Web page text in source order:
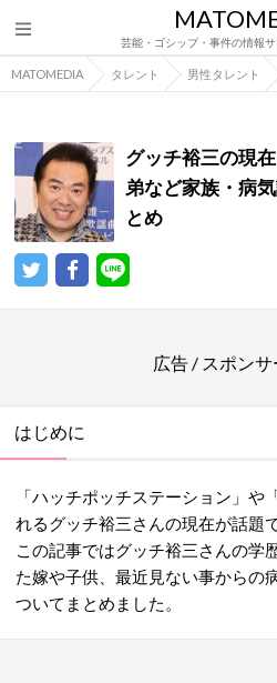
芸能・ゴシップ・事件の情報サ
MATOMEDIA タレント 男性タレント
グッチ裕三の現
弟など家族・病
とめ
広告 / スポン
はじめに
「ハッチポッチステーション」や
れるグッチ裕三さんの現在が話題で
この記事ではグッチ裕三さんの学
た嫁や子供、最近見ない事からの
ついてまとめました。